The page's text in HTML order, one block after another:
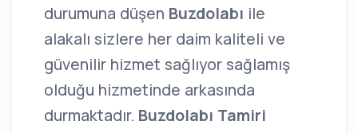
durumuna düşen Buzdolabı ile
alakalı sizlere her daim kaliteli ve
güvenilir hizmet sağlıyor sağlamış
olduğu hizmetinde arkasında
durmaktadır. Buzdolabı Tamiri